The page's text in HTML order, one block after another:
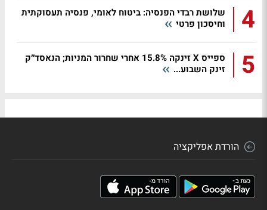
4
שלושת רבדי הפנסיה: ביטוח לאומי, פנסיה תעסוקתית
וחיסכון פרטי
5
ספייס X זינקה 15.8% אחרי שחרור המניות; הנאסד״ק
זינק השבוע...
הורדת אפליקציה